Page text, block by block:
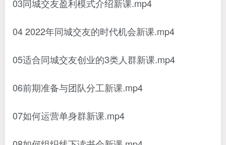
03同城交友盈利模式介绍新课.mp4
04 2022年同城交友的时代机会新课.mp4
05适合同城交友创业的3类人群新课.mp4
06前期准备与团队分工新课.mp4
07如何运营单身群新课.mp4